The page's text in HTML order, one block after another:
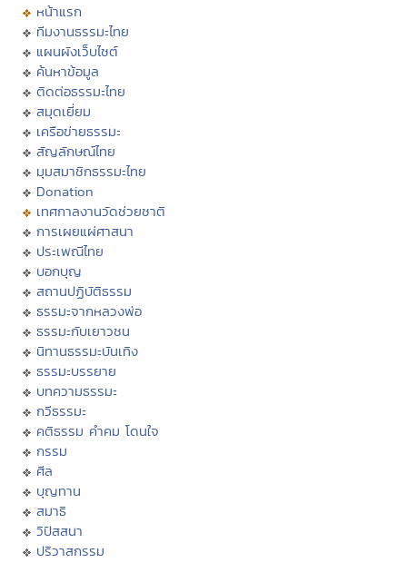
หน้าแรก
ทีมงานธรรมะไทย
แผนผังเว็บไซต์
ค้นหาข้อมูล
ติดต่อธรรมะไทย
สมุดเยี่ยม
เครือข่ายธรรมะ
สัญลักษณ์ไทย
มุมสมาชิกธรรมะไทย
Donation
เทศกาลงานวัดช่วยชาติ
การเผยแผ่ศาสนา
ประเพณีไทย
บอกบุญ
สถานปฏิบัติธรรม
ธรรมะจากหลวงพ่อ
ธรรมะกับเยาวชน
นิทานธรรมะบันเทิง
ธรรมะบรรยาย
บทความธรรมะ
กวีธรรมะ
คติธรรม คำคม โดนใจ
กรรม
ศีล
บุญทาน
สมาธิ
วิปัสสนา
ปริวาสกรรม